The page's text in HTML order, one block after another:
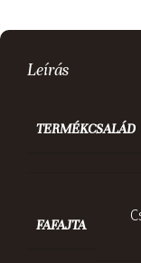
Leírás
TERMÉKCSALÁD
FAFAJTA